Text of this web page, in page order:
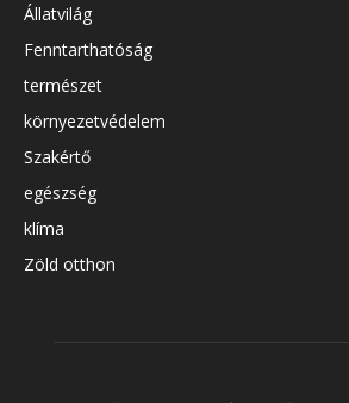
Állatvilág
Fenntarthatóság
természet
környezetvédelem
Szakértő
egészség
klíma
Zöld otthon